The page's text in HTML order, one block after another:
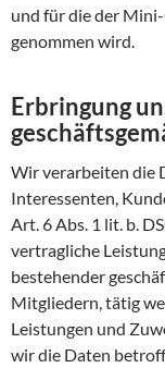
und für die der
genommen wird.
Erbringung
Wir verarbeiten die
Interessenten,
Art. 6 Abs. 1 lit. b.
vertragliche
bestehender
Mitgliedern, tätig
Leistungen und
wir die Daten